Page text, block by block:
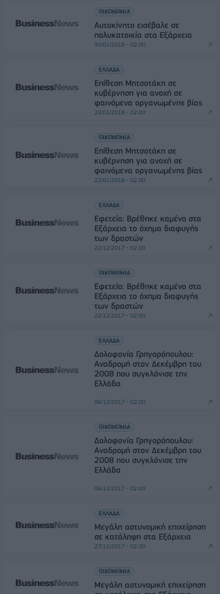
ΟΙΚΟΝΟΜΙΑ
Αυτοκίνητο εισέβαλε σε
πολυκατοικία στα Εξάρχεια
30/01/2018 - 02:00
ΕΛΛΑΔΑ
Επίθεση Μητσοτάκη σε
κυβέρνηση για ανοχή σε
φαινόμενα οργανωμένης βίας
22/01/2018 - 02:00
ΟΙΚΟΝΟΜΙΑ
Επίθεση Μητσοτάκη σε
κυβέρνηση για ανοχή σε
φαινόμενα οργανωμένης βίας
22/01/2018 - 02:00
ΕΛΛΑΔΑ
Εφετείο: Βρέθηκε καμένο στα
Εξάρχεια το όχημα διαφυγής
των δραστών
22/12/2017 - 02:00
ΟΙΚΟΝΟΜΙΑ
Εφετείο: Βρέθηκε καμένο στα
Εξάρχεια το όχημα διαφυγής
των δραστών
22/12/2017 - 02:00
ΕΛΛΑΔΑ
Δολοφονία Γρηγορόπουλου:
Αναδρομή στον Δεκέμβρη του
2008 που συγκλόνισε την
Ελλάδα
06/12/2017 - 02:00
ΟΙΚΟΝΟΜΙΑ
Δολοφονία Γρηγορόπουλου:
Αναδρομή στον Δεκέμβρη του
2008 που συγκλόνισε την
Ελλάδα
06/12/2017 - 02:00
ΕΛΛΑΔΑ
Μεγάλη αστυνομική επιχείρηση
σε κατάληψη στα Εξάρχεια
27/11/2017 - 02:00
ΟΙΚΟΝΟΜΙΑ
Μεγάλη αστυνομική επιχείρηση